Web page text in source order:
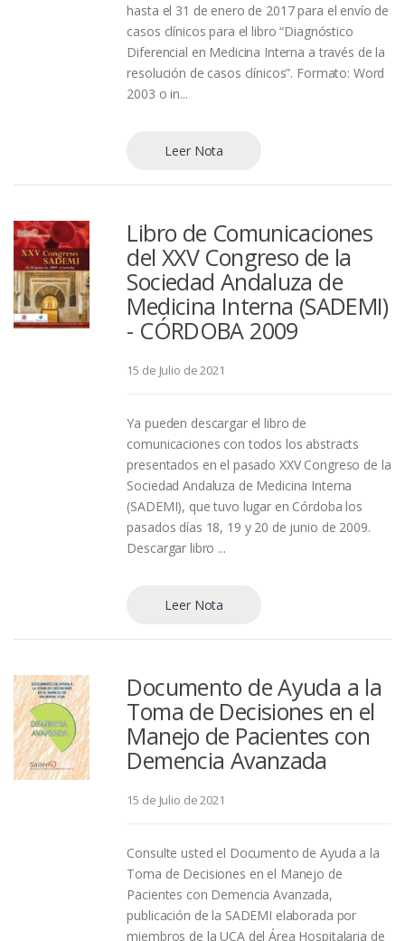
hasta el 31 de enero de 2017 para el envío de
casos clínicos para el libro “Diagnóstico
Diferencial en Medicina Interna a través de la
resolución de casos clínicos”. Formato: Word
2003 o in...
Leer Nota
Libro de Comunicaciones
del XXV Congreso de la
Sociedad Andaluza de
Medicina Interna (SADEMI)
- CÓRDOBA 2009
15 de Julio de 2021
Ya pueden descargar el libro de
comunicaciones con todos los abstracts
presentados en el pasado XXV Congreso de la
Sociedad Andaluza de Medicina Interna
(SADEMI), que tuvo lugar en Córdoba los
pasados días 18, 19 y 20 de junio de 2009.
Descargar libro ...
Leer Nota
Documento de Ayuda a la
Toma de Decisiones en el
Manejo de Pacientes con
Demencia Avanzada
15 de Julio de 2021
Consulte usted el Documento de Ayuda a la
Toma de Decisiones en el Manejo de
Pacientes con Demencia Avanzada,
publicación de la SADEMI elaborada por
miembros de la UCA del Área Hospitalaria de